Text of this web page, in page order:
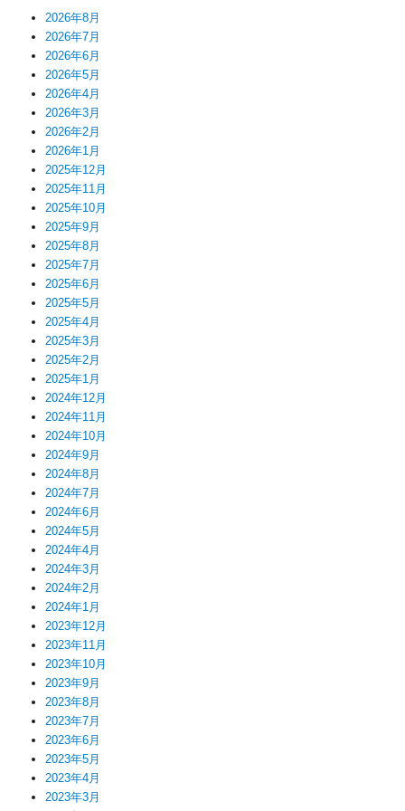
2026年8月
2026年7月
2026年6月
2026年5月
2026年4月
2026年3月
2026年2月
2026年1月
2025年12月
2025年11月
2025年10月
2025年9月
2025年8月
2025年7月
2025年6月
2025年5月
2025年4月
2025年3月
2025年2月
2025年1月
2024年12月
2024年11月
2024年10月
2024年9月
2024年8月
2024年7月
2024年6月
2024年5月
2024年4月
2024年3月
2024年2月
2024年1月
2023年12月
2023年11月
2023年10月
2023年9月
2023年8月
2023年7月
2023年6月
2023年5月
2023年4月
2023年3月